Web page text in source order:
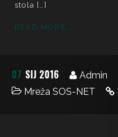
stola […]
READ MORE...
07 SIJ 2016 Admin
Mreža SOS-NET